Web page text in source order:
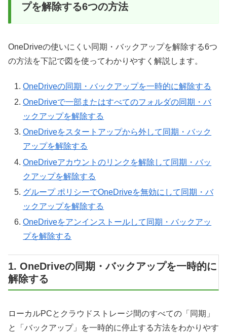
プを解除する6つの方法
OneDriveの使いにくい同期・バックアップを解除する6つ
の方法を下記で図を使ってわかりやすく解説します。
OneDriveの同期・バックアップを一時的に解除する
OneDriveで一部またはすべてのフォルダの同期・バ
ックアップを解除する
OneDriveをスタートアップから外して同期・バック
アップを解除する
OneDriveアカウントのリンクを解除して同期・バッ
クアップを解除する
グループ ポリシーでOneDriveを無効にして同期・バ
ックアップを解除する
OneDriveをアンインストールして同期・バックアッ
プを解除する
1. OneDriveの同期・バックアップを一時的に
解除する
ローカルPCとクラウドストレージ間のすべての「同期」
と「バックアップ」を一時的に停止する方法をわかりやす